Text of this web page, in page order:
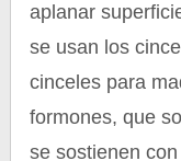
aplanar
se usan los
cinceles para
formones, que
se sostienen